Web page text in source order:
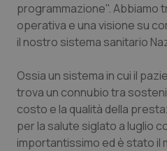
Calabria
Campania
Emilia-Romagna
Friuli Venezia Giulia
Asma & BPCO
Car-T
Colesterolo &
Dermatite Atopica
programmazione". Abbiamo
operativa e una visione su
il nostro sistema sanitario
Ossia un sistema in cui il
trova un connubio tra
costo e la qualità della
per la salute siglato a luglio
importantissimo ed è stato il